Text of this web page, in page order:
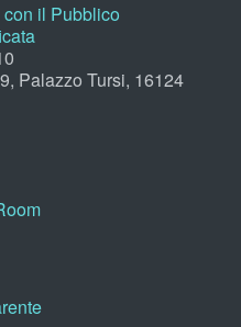
il Pubblico
Palazzo Tursi, 16124